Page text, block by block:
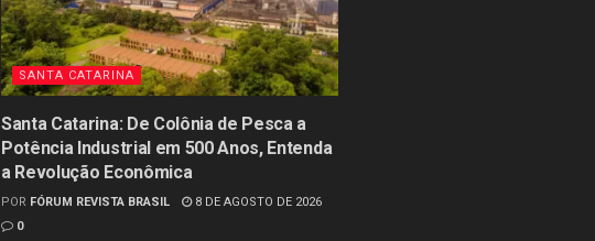
SANTA CATARINA
Santa Catarina: De Colônia de Pesca a
Potência Industrial em 500 Anos, Entenda
a Revolução Econômica
POR FÓRUM REVISTA BRASIL
8 DE AGOSTO DE 2026
0